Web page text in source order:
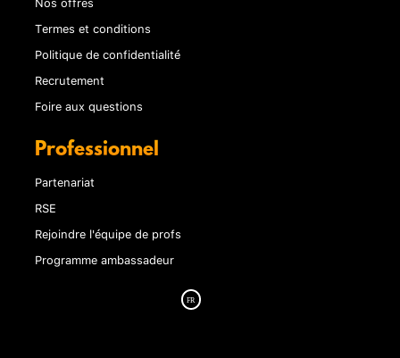
Termes et conditions
Politique de confidentialité
Recrutement
Foire aux questions
Professionnel
Partenariat
RSE
Rejoindre l'équipe de profs
Programme ambassadeur